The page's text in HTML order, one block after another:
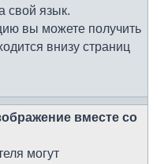
свой язык.
вы можете получить
внизу страниц
вместе со
могут